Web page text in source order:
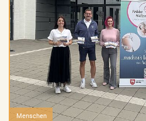
Menschen